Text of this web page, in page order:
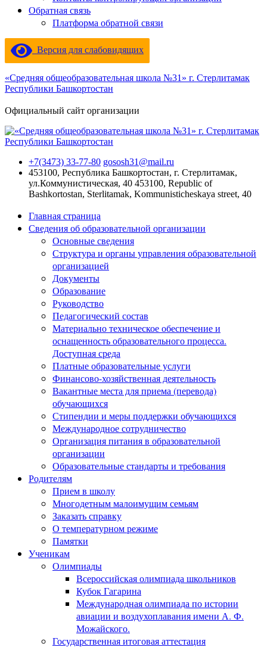
Обратная связь
Платформа обратной связи
Версия для слабовидящих
«Средняя общеобразовательная школа №31» г. Стерлитамак
Республики Башкортостан
Официальный сайт организации
+7(3473) 33-77-80 gososh31@mail.ru
453100, Республика Башкортостан, г. Стерлитамак,
ул.Коммунистическая, 40 453100, Republic of
Bashkortostan, Sterlitamak, Kommunisticheskaya street, 40
Главная страница
Сведения об образовательной организации
Основные сведения
Структура и органы управления образовательной
организацией
Документы
Образование
Руководство
Педагогический состав
Материально техническое обеспечение и
оснащенность образовательного процесса.
Доступная среда
Платные образовательные услуги
Финансово-хозяйственная деятельность
Вакантные места для приема (перевода)
обучающихся
Стипендии и меры поддержки обучающихся
Международное сотрудничество
Организация питания в образовательной
организации
Образовательные стандарты и требования
Родителям
Прием в школу
Многодетным малоимущим семьям
Заказать справку
О температурном режиме
Памятки
Ученикам
Олимпиады
Всероссийская олимпиада школьников
Кубок Гагарина
Международная олимпиада по истории
авиации и воздухоплавания имени А. Ф.
Можайского.
Государственная итоговая аттестация